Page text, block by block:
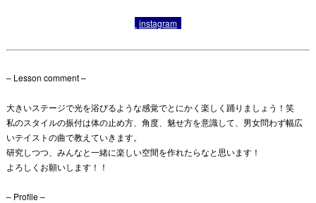
instagram
– Lesson comment –
大きいステージで光を浴びるような感覚でとにかく楽しく踊りましょう！笑
私のスタイルの振付は体の止め方、角度、魅せ方を意識して、男女問わず幅広
いテイストの曲で教えていきます。
研究しつつ、みんなと一緒に楽しい空間を作れたらなと思います！
よろしくお願いします！！
– Profile –